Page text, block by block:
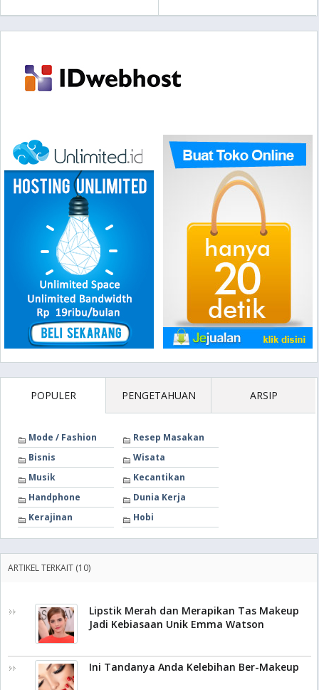
POPULER PENGETAHUAN ARSIP
Mode / Fashion
Resep Masakan
Bisnis
Wisata
Musik
Kecantikan
Handphone
Dunia Kerja
Kerajinan
Hobi
ARTIKEL TERKAIT (10)
Lipstik Merah dan Merapikan Tas Makeup
Jadi Kebiasaan Unik Emma Watson
Ini Tandanya Anda Kelebihan Ber-Makeup